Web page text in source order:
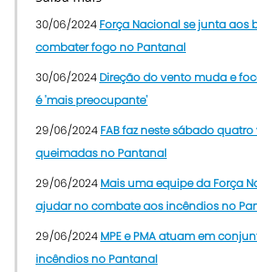
30/06/2024 Força Nacional se junta aos
combater fogo no Pantanal
30/06/2024 Direção do vento muda e
é 'mais preocupante'
29/06/2024 FAB faz neste sábado
queimadas no Pantanal
29/06/2024 Mais uma equipe da Força
ajudar no combate aos incêndios no
29/06/2024 MPE e PMA atuam em
incêndios no Pantanal